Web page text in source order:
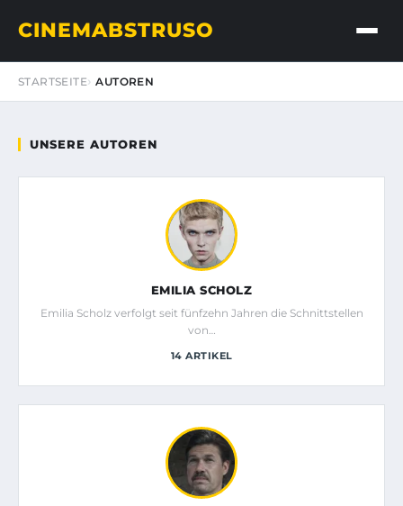
CINEMABSTRUSO
STARTSEITE AUTOREN
UNSERE AUTOREN
EMILIA SCHOLZ
Emilia Scholz verfolgt seit fünfzehn Jahren die Schnittstellen
von…
14 ARTIKEL